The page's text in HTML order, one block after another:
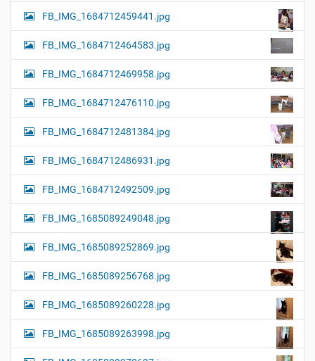
FB_IMG_1684712459441.jpg
FB_IMG_1684712464583.jpg
FB_IMG_1684712469958.jpg
FB_IMG_1684712476110.jpg
FB_IMG_1684712481384.jpg
FB_IMG_1684712486931.jpg
FB_IMG_1684712492509.jpg
FB_IMG_1685089249048.jpg
FB_IMG_1685089252869.jpg
FB_IMG_1685089256768.jpg
FB_IMG_1685089260228.jpg
FB_IMG_1685089263998.jpg